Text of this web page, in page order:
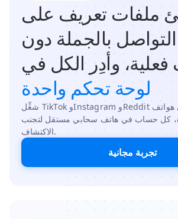
ملفات تعريف على
بالجملة دون
وأدِر الكل في
لوحة تحكم واحدة
شغِّل TikTok وInstagram وReddit في هواتف Android
كل حساب في هاتف سحابي مستقل لتجنب
الاكتشاف.
تجربة مجانية